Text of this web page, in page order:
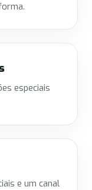
especiais
e um canal